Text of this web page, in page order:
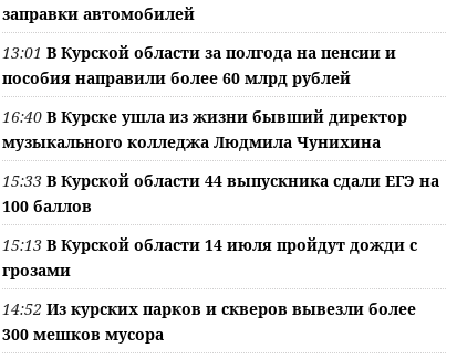
заправки автомобилей
13:01 В Курской области за полгода на пенсии и
пособия направили более 60 млрд рублей
16:40 В Курске ушла из жизни бывший директор
музыкального колледжа Людмила Чунихина
15:33 В Курской области 44 выпускника сдали ЕГЭ на
100 баллов
15:13 В Курской области 14 июля пройдут дожди с
грозами
14:52 Из курских парков и скверов вывезли более
300 мешков мусора